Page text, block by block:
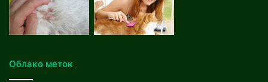
Облако меток